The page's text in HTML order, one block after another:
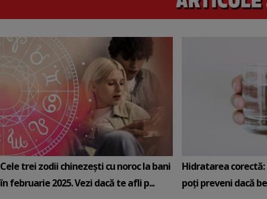
Cele trei zodii chinezești cu noroc la bani
în februarie 2025. Vezi dacă te afli p...
Hidratarea corectă:
poți preveni dacă